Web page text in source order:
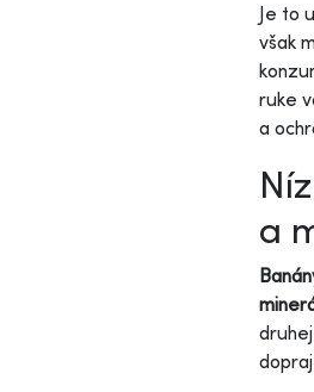
Je to
však
ruke
a
a